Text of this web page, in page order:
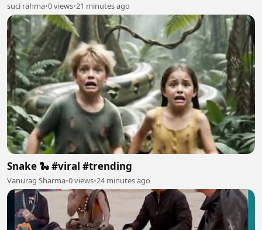
suci rahma•0 views•21 minutes ago
Snake 🐍 #viral #trending
Vanurag Sharma•0 views•24 minutes ago